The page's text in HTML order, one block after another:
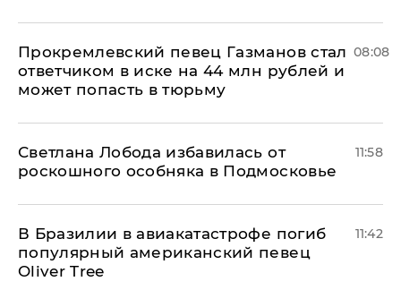
Прокремлевский певец Газманов стал
ответчиком в иске на 44 млн рублей и
может попасть в тюрьму
08:08
Светлана Лобода избавилась от
роскошного особняка в Подмосковье
11:58
В Бразилии в авиакатастрофе погиб
популярный американский певец
Oliver Tree
11:42